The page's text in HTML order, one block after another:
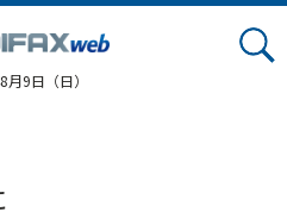
月9日（日）